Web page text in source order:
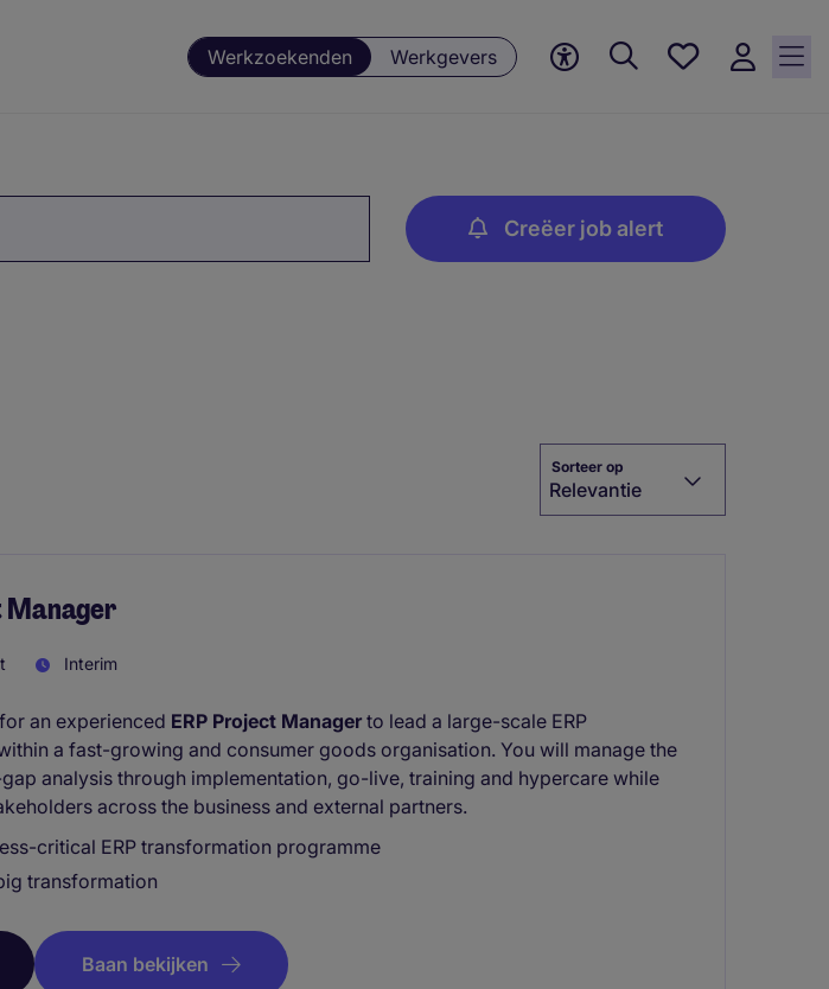
Werkzoekenden Werkgevers
Favorieten,
Creëer job alert
Sorteer op
Relevantie
Manager
Interim
an experienced ERP Project Manager to lead a large-scale ERP
a fast-growing and consumer goods organisation. You will manage the
analysis through implementation, go-live, training and hypercare while
across the business and external partners.
critical ERP transformation programme
transformation
Baan bekijken